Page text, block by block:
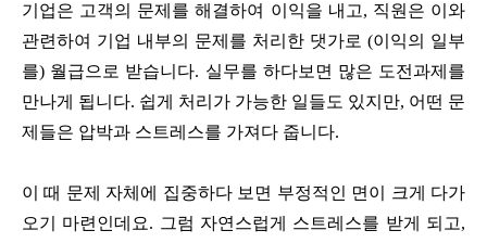
기업은 고객의 문제를 해결하여 이익을 내고, 직원은 이와
관련하여 기업 내부의 문제를 처리한 댓가로 (이익의 일부
를) 월급으로 받습니다. 실무를 하다보면 많은 도전과제를
만나게 됩니다. 쉽게 처리가 가능한 일들도 있지만, 어떤 문
제들은 압박과 스트레스를 가져다 줍니다.
이 때 문제 자체에 집중하다 보면 부정적인 면이 크게 다가
오기 마련인데요. 그럼 자연스럽게 스트레스를 받게 되고,